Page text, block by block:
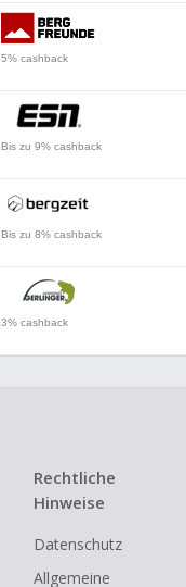
5% cashback
Bis zu 9% cashback
Bis zu 8% cashback
3% cashback
Rechtliche
Hinweise
Datenschutz
Allgemeine